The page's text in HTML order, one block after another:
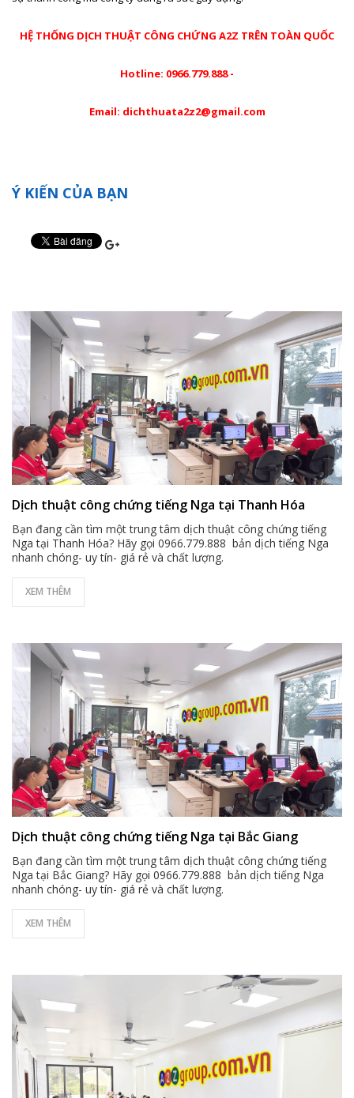
HỆ THỐNG DỊCH THUẬT CÔNG CHỨNG A2Z TRÊN TOÀN QUỐC
Hotline: 0966.779.888 -
Email: dichthuata2z2@gmail.com
Ý KIẾN CỦA BẠN
Dịch thuật công chứng tiếng Nga tại Thanh Hóa
Bạn đang cần tìm một trung tâm dịch thuật công chứng tiếng
Nga tại Thanh Hóa? Hãy gọi 0966.779.888 bản dịch tiếng Nga
nhanh chóng- uy tín- giá rẻ và chất lượng.
XEM THÊM
Dịch thuật công chứng tiếng Nga tại Bắc Giang
Bạn đang cần tìm một trung tâm dịch thuật công chứng tiếng
Nga tại Bắc Giang? Hãy gọi 0966.779.888 bản dịch tiếng Nga
nhanh chóng- uy tín- giá rẻ và chất lượng.
XEM THÊM